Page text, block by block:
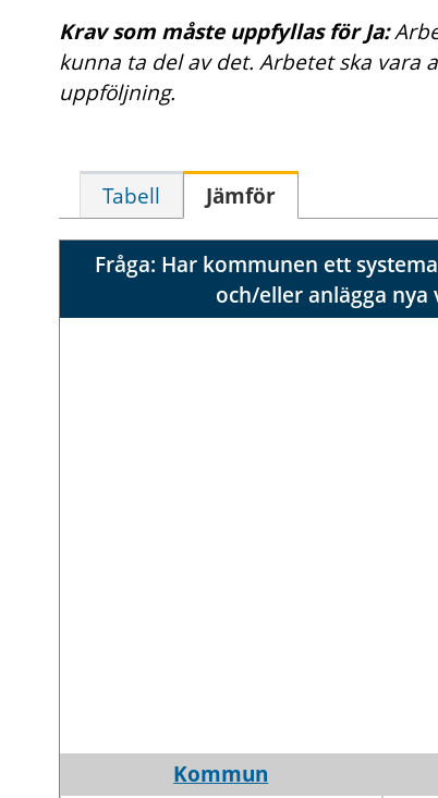
Krav som måste uppfyllas för Ja:
kunna ta del av det. Arbetet ska vara
uppföljning.
Tabell Jämför
Fråga: Har kommunen ett
och/eller anlägga
Kommun